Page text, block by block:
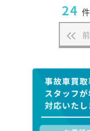
24